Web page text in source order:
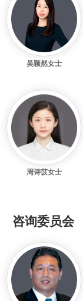
吴颖然女士
周诗苡女士
咨询委员会